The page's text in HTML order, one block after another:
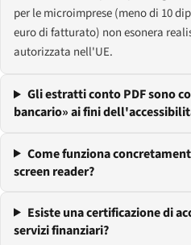
per le microimprese (meno di 10
euro di fatturato) non esonera
autorizzata nell'UE.
Gli estratti conto PDF sono
bancario» ai fini
Come funziona
screen reader?
Esiste una certificazione di
servizi finanziari?